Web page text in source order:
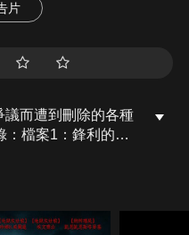
片
而遭到刪除的各種
：檔案1：鋒利的刨